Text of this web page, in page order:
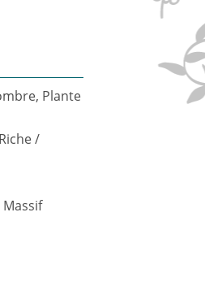
Massif